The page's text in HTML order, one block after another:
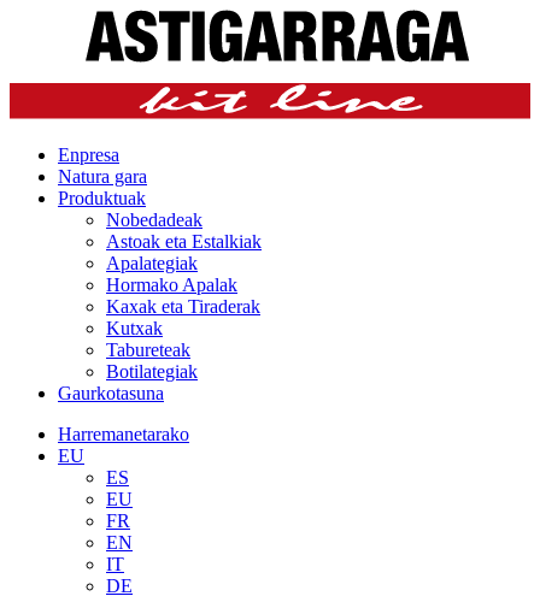
Enpresa
Natura gara
Produktuak
Nobedadeak
Astoak eta Estalkiak
Apalategiak
Hormako Apalak
Kaxak eta Tiraderak
Kutxak
Tabureteak
Botilategiak
Gaurkotasuna
Harremanetarako
EU
ES
EU
FR
EN
IT
DE